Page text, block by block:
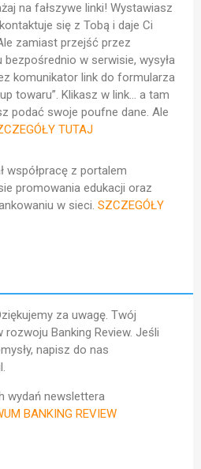
na fałszywe linki! Wystawiasz
się z Tobą i daje Ci
zamiast przejść przez
w serwisie, wysyła
komunikator link do formularza
towaru”. Klikasz w link… a tam
podać swoje poufne dane. Ale
TUTAJ
współpracę z portalem
promowania edukacji oraz
w sieci. SZCZEGÓŁY
za uwagę. Twój
Banking Review. Jeśli
napisz do nas
wydań newslettera
BANKING REVIEW